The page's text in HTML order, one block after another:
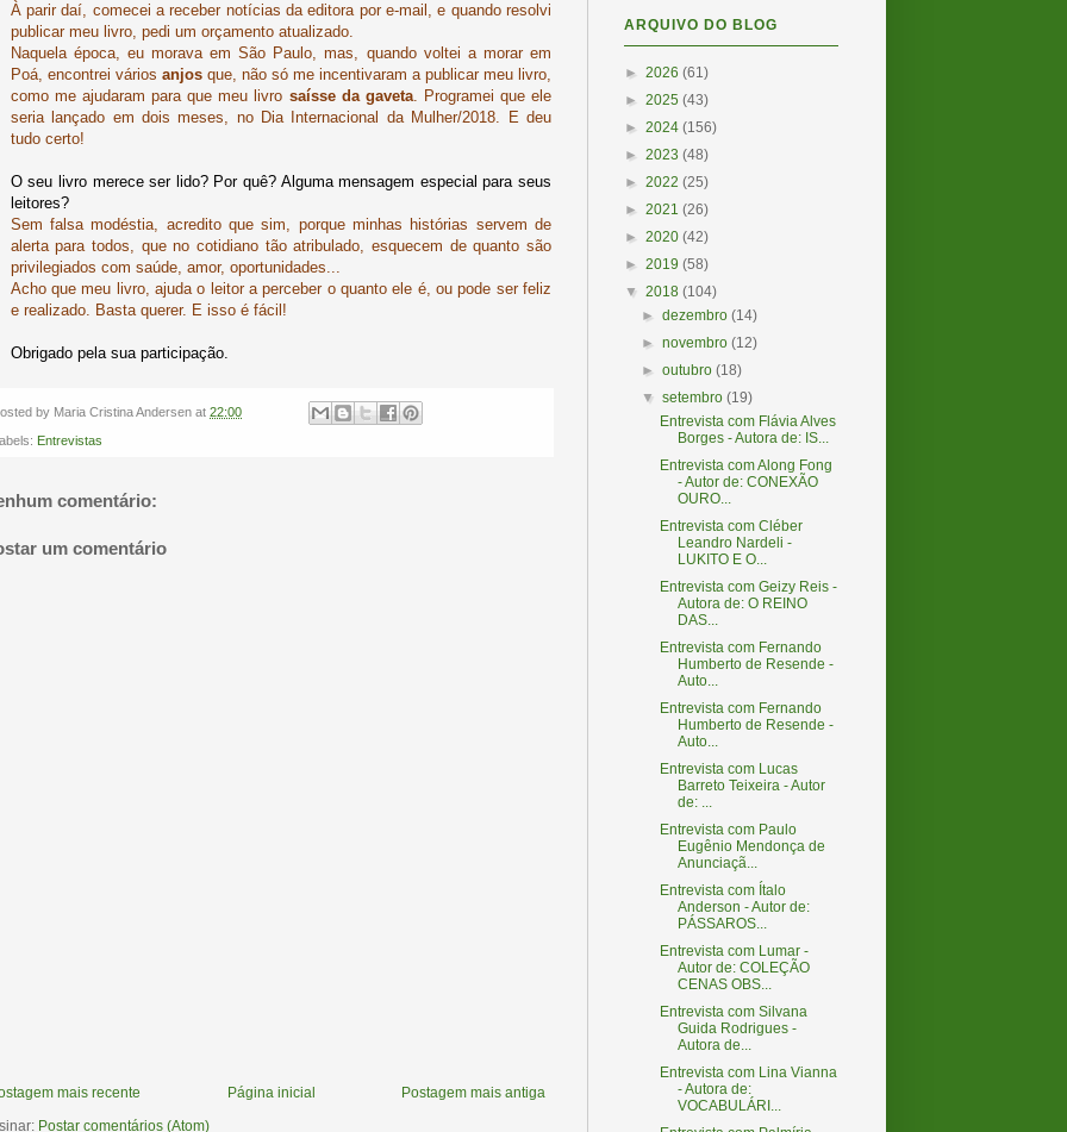
À parir daí, comecei a receber notícias da editora por e-mail, e quando resolvi
publicar meu livro, pedi um orçamento atualizado.
Naquela época, eu morava em São Paulo, mas, quando voltei a morar em
Poá, encontrei vários anjosque, não só me incentivaram a publicar meu livro,
como me ajudaram para que meu livro saísse da gaveta. Programei que ele
seria lançado em dois meses, no Dia Internacional da Mulher/2018. E deu
tudo certo!
O seu livro merece ser lido? Por quê? Alguma mensagem especial para seus
leitores?
Sem falsa modéstia, acredito que sim, porque minhas histórias servem de
alerta para todos, que no cotidiano tão atribulado, esquecem de quanto são
privilegiados com saúde, amor, oportunidades...
Acho que meu livro, ajuda o leitor a perceber o quanto ele é, ou pode ser feliz
e realizado. Basta querer. E isso é fácil!
Obrigado pela sua participação.
by Maria Cristina Andersen at 22:00
Entrevistas
comentário:
um comentário
mais recente Postagem mais antiga
Página inicial
Postar comentários (Atom)
ARQUIVO DO BLOG
► 2026 (61)
► 2025 (43)
► 2024 (156)
► 2023 (48)
► 2022 (25)
► 2021 (26)
► 2020 (42)
► 2019 (58)
▼ 2018 (104)
►dezembro(14)
►novembro(12)
►outubro(18)
▼setembro(19)
Entrevista com Flávia Alves
Borges - Autora de: IS...
Entrevista com Along Fong
- Autor de: CONEXÃO
OURO...
Entrevista com Cléber
Leandro Nardeli -
LUKITO E O...
Entrevista com Geizy Reis -
Autora de: O REINO
DAS...
Entrevista com Fernando
Humberto de Resende -
Auto...
Entrevista com Fernando
Humberto de Resende -
Auto...
Entrevista com Lucas
Barreto Teixeira - Autor
de: ...
Entrevista com Paulo
Eugênio Mendonça de
Anunciaçã...
Entrevista com Ítalo
Anderson - Autor de:
PÁSSAROS...
Entrevista com Lumar -
Autor de: COLEÇÃO
CENAS OBS...
Entrevista com Silvana
Guida Rodrigues -
Autora de...
Entrevista com Lina Vianna
- Autora de:
VOCABULÁRI...